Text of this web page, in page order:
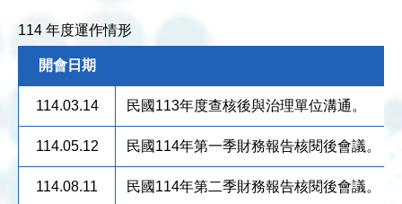
114 年度運作情形
開會日期
114.03.14 民國113年度查核後與治理單位溝通。
114.05.12 民國114年第一季財務報告核閱後會議。
114.08.11 民國114年第二季財務報告核閱後會議。